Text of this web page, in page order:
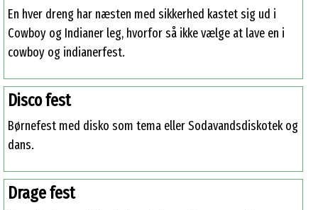
En hver dreng har næsten med sikkerhed kastet sig ud i
Cowboy og Indianer leg, hvorfor så ikke vælge at lave en i
cowboy og indianerfest.
Disco fest
Børnefest med disko som tema eller Sodavandsdiskotek og
dans.
Drage fest